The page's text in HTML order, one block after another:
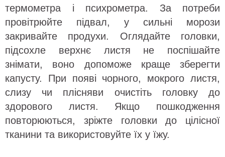
термометра і психрометра. За потреби
провітрюйте підвал, у сильні морози
закривайте продухи. Оглядайте головки,
підсохле верхнє листя не поспішайте
знімати, воно допоможе краще зберегти
капусту. При появі чорного, мокрого листя,
слизу чи плісняви очистіть головку до
здорового листя. Якщо пошкодження
повторюються, зріжте головки до цілісної
тканини та використовуйте їх у їжу.